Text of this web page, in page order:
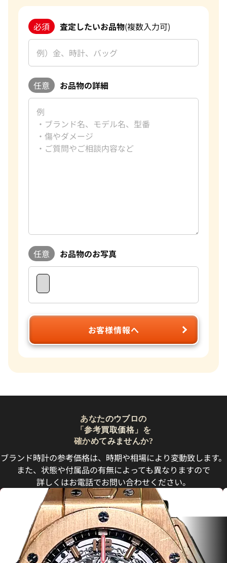
必須 査定したいお品物(複数入力可)
任意 お品物の詳細
任意 お品物のお写真
お客様情報へ
あなたのウブロの
「参考買取価格」を
確かめてみませんか?
ブランド時計の参考価格は、時期や相場により変動致します。
また、状態や付属品の有無によっても異なりますので
詳しくはお電話でお問い合わせください。